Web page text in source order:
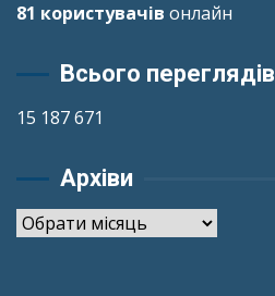
81 користувачів онлайн
Всього переглядів
15 187 671
Архіви
Архіви